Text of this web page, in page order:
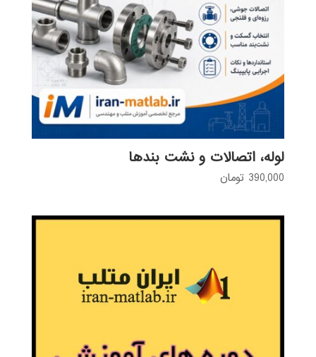
لوله، اتصالات و نشت بندها
390,000 تومان